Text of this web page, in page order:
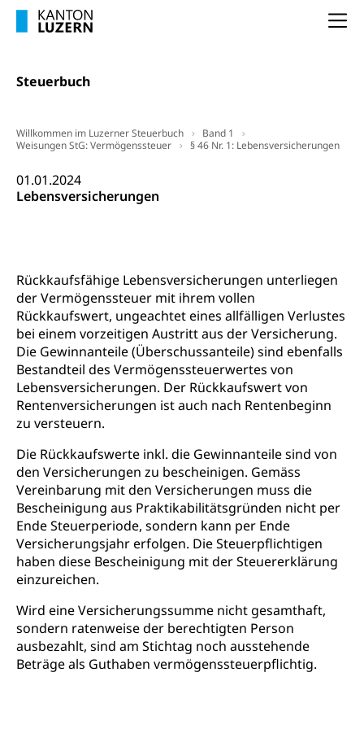
Steuerbuch
Willkommen im Luzerner Steuerbuch
Band 1
Weisungen StG: Vermögenssteuer
§ 46 Nr. 1: Lebensversicherungen
01.01.2024
Lebensversicherungen
Rückkaufsfähige Lebensversicherungen unterliegen
der Vermögenssteuer mit ihrem vollen
Rückkaufswert, ungeachtet eines allfälligen Verlustes
bei einem vorzeitigen Austritt aus der Versicherung.
Die Gewinnanteile (Überschussanteile) sind ebenfalls
Bestandteil des Vermögenssteuerwertes von
Lebensversicherungen. Der Rückkaufswert von
Rentenversicherungen ist auch nach Rentenbeginn
zu versteuern.
Die Rückkaufswerte inkl. die Gewinnanteile sind von
den Versicherungen zu bescheinigen. Gemäss
Vereinbarung mit den Versicherungen muss die
Bescheinigung aus Praktikabilitätsgründen nicht per
Ende Steuerperiode, sondern kann per Ende
Versicherungsjahr erfolgen. Die Steuerpflichtigen
haben diese Bescheinigung mit der Steuererklärung
einzureichen.
Wird eine Versicherungssumme nicht gesamthaft,
sondern ratenweise der berechtigten Person
ausbezahlt, sind am Stichtag noch ausstehende
Beträge als Guthaben vermögenssteuerpflichtig.
Arbeitslosenentschädigung (WAS Luzern)
Unterstützung der Wirtschaftsförderung
Dienststelle Steuern - Wissenswertes
Pensionierung
Frühpensionierung, Altersrente, berufliche
AHV-Altersrente (WAS Luzern)
Altersvorsorge (gruezi.lu.ch)
Forschungsförderung, Wissenschaftsmarketing,
Wissenschaft, Forschung, Entwicklung, Projekte
Wald
Projektförderung Universität Luzern unilu
Nachdiplomstudium, Zusatzlehre, Höhere
Berufsbildung, Berufsmatura nach Lehre,
Neuorientierung, Grundkompetenzen,
Berufsberatung, Standortbestimmung,
Studienberatung, Beratung und Unterstützung,
Berufsabschluss für Erwachsene
Erwachsenenmatura
Bildungsgutscheine Grundkompetenzen
Bildung & Berufsabschluss für Erwachsene
Fachperson Betreuung (verkürzte
Grundbildung)
Fachperson Gesundheit (verkürzte
Grundbildung)
Allgemeinbildung für Erwachsene
Grundkompetenzen (einfach-besser.ch)
Bildung & Berufsabschluss für Erwachsene
Berufliche Grundbildung
Lehre, Berufsfachschule, Lehrbetrieb, Lehrvertrag,
Berufswahl & Berufsberatung, Schnupperlehre und
Lehrstellensuche, Berufsmaturität,
Brückenangebote, Zugewanderte & Arbeitsmarkt,
Fachstelle Berufsbildung
Schulen und Berufsbildungszentren
Integrationsvorlehre INVOL Zentralschweiz
Fremdsprachen in der Berufslehre –
MobiLingua
Informationen für Lernende und Gesetzliche
Vertreter
Hochschule Fachhochschule
Studium, Hochschulstudium, tertiäre Bildung
Campus Horw (HSLU)
Fachstelle Hochschulbildung
Gymnasium, Handelsmittelschule, Sekundarstufe II,
Kantonsschule, Fachmittelschule, Fachmatura,
Fachklasse Grafik Luzern, Berufsmatura,
Informatikmittelschule, Fachmittelschulzentrum